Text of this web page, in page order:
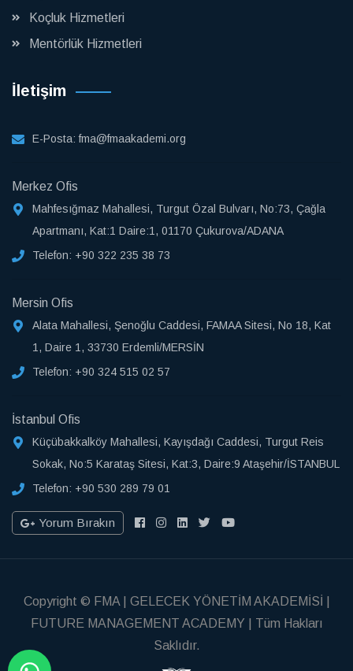
Koçluk Hizmetleri
Mentörlük Hizmetleri
İletişim
E-Posta:fma@fmaakademi.org
Merkez Ofis
Mahfesığmaz Mahallesi, Turgut Özal Bulvarı, No:73, Çağla
Apartmanı, Kat:1 Daire:1, 01170 Çukurova/ADANA
Telefon: +90 322 235 38 73
Mersin Ofis
Alata Mahallesi, Şenoğlu Caddesi, FAMAA Sitesi, No 18, Kat
1, Daire 1, 33730 Erdemli/MERSİN
Telefon: +90 324 515 02 57
İstanbul Ofis
Küçübakkalköy Mahallesi, Kayışdağı Caddesi, Turgut Reis
Sokak, No:5 Karataş Sitesi, Kat:3, Daire:9 Ataşehir/İSTANBUL
Telefon: +90 530 289 79 01
Yorum Bırakın
Copyright © FMA | GELECEK YÖNETİM AKADEMİSİ |
FUTURE MANAGEMENT ACADEMY | Tüm Hakları
Saklıdır.